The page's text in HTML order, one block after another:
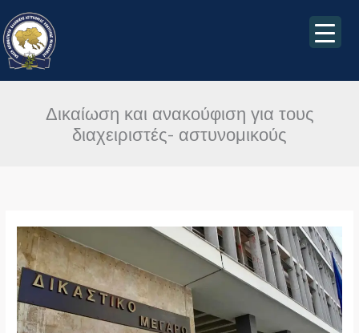
στο
περιεχόμενο
Δικαίωση και ανακούφιση για τους
διαχειριστές- αστυνομικούς